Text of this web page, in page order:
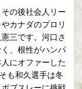
の後社会人リー
カナダのプロリ
三です。河口さ
、根性がハンパ
にオファーした
も和久選手は冬